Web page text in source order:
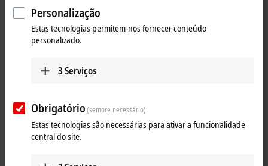
E-mail*
Enviar
Personalização
Estas tecnologias permitem-nos fornecer conteúdo
personalizado.
3Serviços
Obrigatório(sempre necessário)
Estas tecnologias são necessárias para ativar a funcionalidade
central do site.